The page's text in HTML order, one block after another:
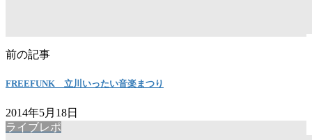
前の記事
FREEFUNK 立川いったい音楽まつり
2014年5月18日
ライブレポ